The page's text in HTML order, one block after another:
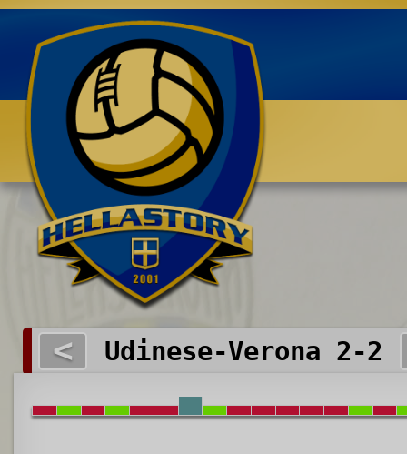
Benvenuti su HELLASTORY.net
< Udinese-Verona 2-2